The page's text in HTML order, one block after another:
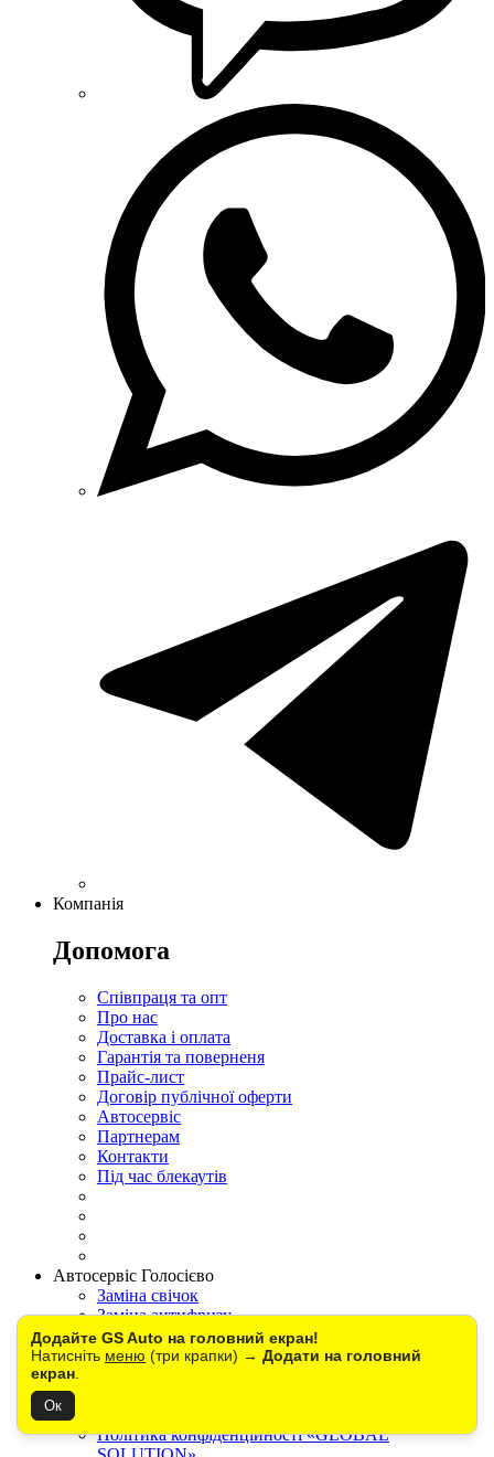
Додайте GS Auto на головний екран!
Натисніть меню (три крапки) → Додати на головний
екран
Ок
Компанія
Допомога
Співпраця та опт
Про нас
Доставка і оплата
Гарантія та поверненя
Прайс-лист
Договір публічної оферти
Автосервіс
Партнерам
Контакти
Під час блекаутів
Автосервіс Голосієво
Заміна свічок
Заміна антифризу
Заміна гальмівної рідини
Комплексна діагностика
Політика конфіденційності «GLOBAL